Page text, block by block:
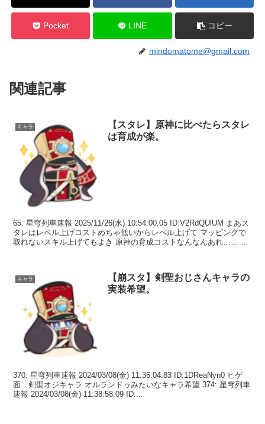
Pocket LINE コピー
mindomatome@gmail.com
関連記事
キャラ
【スタレ】原神に比べたらスタレ
は育成が楽。
65: 星穹列車速報 2025/11/26(水) 10:54:00.05 ID:V2RdQUlUM まあス
タレはレベル上げコストめちゃ低いからレペル上げて マッピングで
取れないスキル上げてもよき 原神の育成コストなんなんあれ…… 67:
キャラ
【崩スタ】剣聖おじさんキャラの
実装希望。
370: 星穹列車速報 2024/03/08(金) 11:36:04.83 ID:1DReaNyn0 ヒゲ
面 剣聖オジキャラ オルランドゥみたいなキャラ希望 374: 星穹列車
速報 2024/03/08(金) 11:38:58.09 ID:...